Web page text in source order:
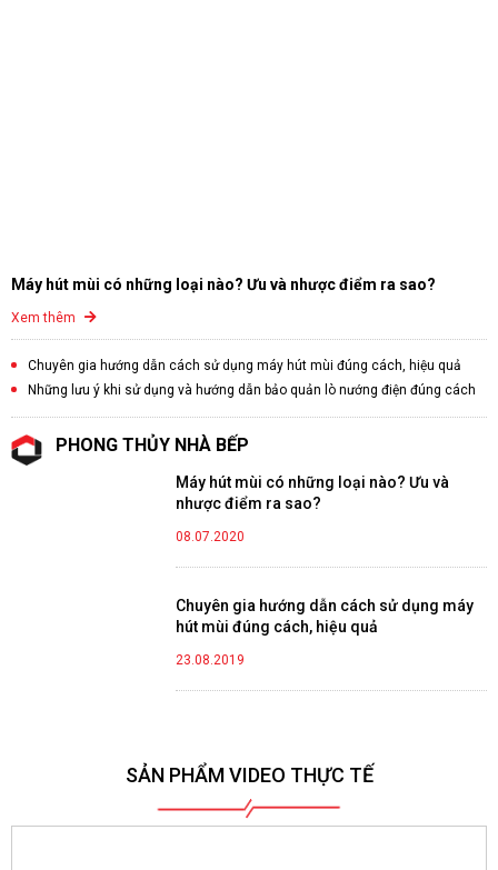
Máy hút mùi có những loại nào? Ưu và nhược điểm ra sao?
Xem thêm
Chuyên gia hướng dẫn cách sử dụng máy hút mùi đúng cách, hiệu quả
Những lưu ý khi sử dụng và hướng dẫn bảo quản lò nướng điện đúng cách
PHONG THỦY NHÀ BẾP
Máy hút mùi có những loại nào? Ưu và
nhược điểm ra sao?
08.07.2020
Chuyên gia hướng dẫn cách sử dụng máy
hút mùi đúng cách, hiệu quả
23.08.2019
SẢN PHẨM VIDEO THỰC TẾ